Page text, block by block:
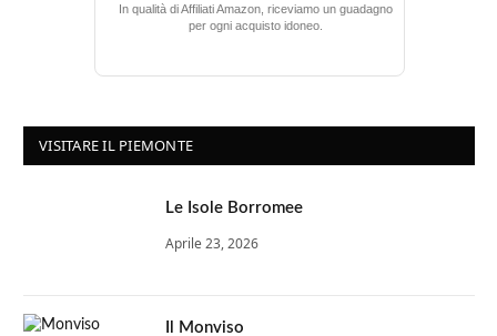
In qualità di Affiliati Amazon, riceviamo un guadagno
per ogni acquisto idoneo.
VISITARE IL PIEMONTE
Le Isole Borromee
Aprile 23, 2026
Il Monviso